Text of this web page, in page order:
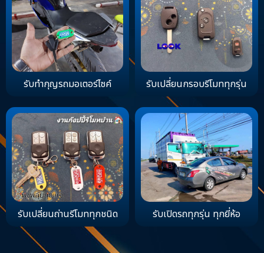
รับทำกุญรถมอเตอร์ไซค์ รับเปลี่ยนกรอบรีโมททุกรุ่น
รับเปลี่ยนถ่านรีโมททุกชนิด รับเปิดรถทุกรุ่น ทุกยี่ห้อ